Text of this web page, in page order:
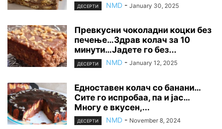
ДЕСЕРТИ NMD - January 30, 2025
Превкусни чоколадни коцки без
печење…Здрав колач за 10
минути…Јадете го без...
ДЕСЕРТИ NMD - January 12, 2025
Едноставен колач со банани…
Сите го испробаа, па и јас…
Многу е вкусен,...
ДЕСЕРТИ NMD - November 8, 2024